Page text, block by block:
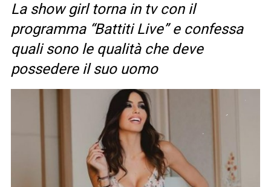
La show girl torna in tv con il
programma “Battiti Live” e confessa
quali sono le qualità che deve
possedere il suo uomo